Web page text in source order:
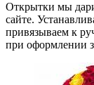
Открытки мы
сайте.
привязываем к
при оформлении